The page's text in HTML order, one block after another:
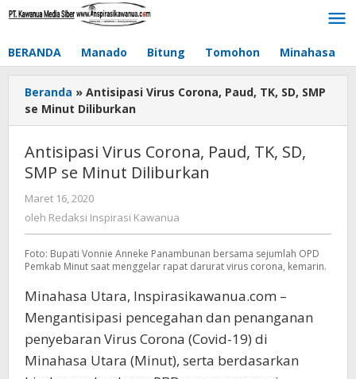
Lewati
BERANDA Manado Bitung Tomohon Minahasa
Beranda » Antisipasi Virus Corona, Paud, TK, SD, SMP
se Minut Diliburkan
Antisipasi Virus Corona, Paud, TK, SD,
SMP se Minut Diliburkan
Maret 16, 2020
Redaksi
Inspirasi
oleh Redaksi Inspirasi Kawanua
Foto: Bupati Vonnie Anneke Panambunan bersama sejumlah OPD
Pemkab Minut saat menggelar rapat darurat virus corona, kemarin.
Minahasa Utara, Inspirasikawanua.com –
Mengantisipasi pencegahan dan penanganan
penyebaran Virus Corona (Covid-19) di
Minahasa Utara (Minut), serta berdasarkan